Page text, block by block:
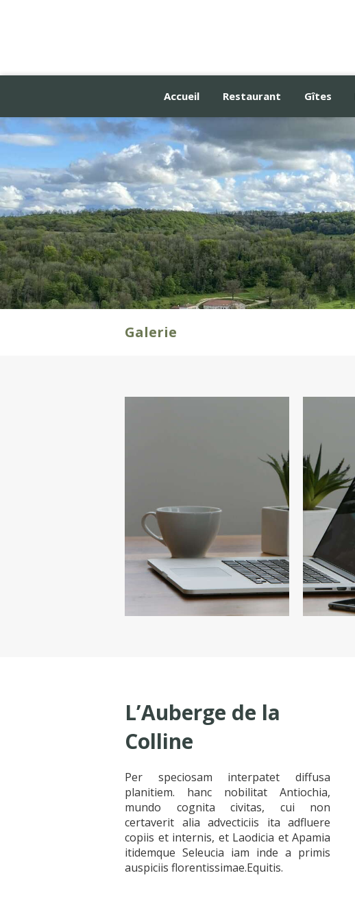
Accueil Restaurant Gîtes
Galerie
L’Auberge de la
Colline
Per speciosam interpatet diffusa
planitiem. hanc nobilitat Antiochia,
mundo cognita civitas, cui non
certaverit alia advecticiis ita adfluere
copiis et internis, et Laodicia et Apamia
itidemque Seleucia iam inde a primis
auspiciis florentissimae.Equitis.